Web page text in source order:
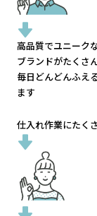
高品質でユニーク
ブランドがたくさ
毎日どんどんふえ
ます
仕入れ作業にたく